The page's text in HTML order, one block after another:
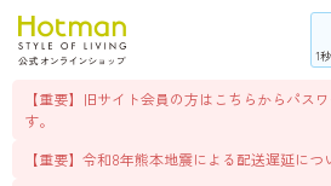
1
【重要】旧サイト会員の方はこちらからパス
す。
【重要】令和8年熊本地震による配送遅延につ